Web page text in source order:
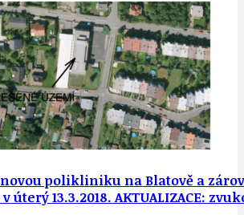
novou polikliniku na Blatově a
úterý 13.3.2018. AKTUALIZACE: